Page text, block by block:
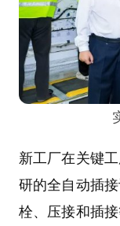
新工厂在关键
研的全自动插
栓、压接和插